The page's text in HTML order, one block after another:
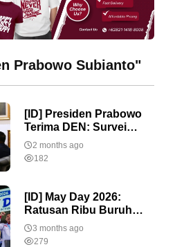
Prabowo Subianto"
[ID] Presiden Prabowo
Terima DEN: Survei
MBG Dongkrak UMKM,
GovTech AI 80%
2 months ago
182
[ID] May Day 2026:
Ratusan Ribu Buruh
Padati Monas, Presiden
Prabowo Tegaskan
3 months ago
279